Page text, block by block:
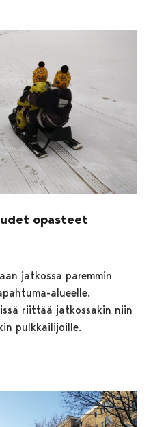
opasteet
jatkossa paremmin
alueelle.
riittää jatkossakin niin
pulkkailijoille.